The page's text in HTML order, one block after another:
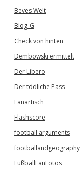
Beves Welt
Blog-G
Check von hinten
Dembowski ermittelt
Der Libero
Der tödliche Pass
Fanartisch
Flashscore
football arguments
footballandgeography
FußballFanFotos